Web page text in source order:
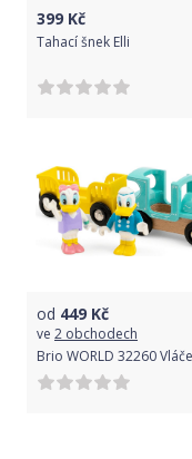
399 Kč
Tahací šnek Elli
od 449 Kč
ve 2 obchodech